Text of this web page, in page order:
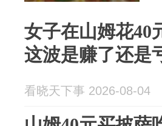
女子在山姆花40
这波是赚了还是
看晓天下事 2026-08-04